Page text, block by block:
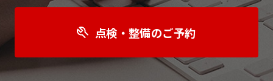
点検・整備のご予約